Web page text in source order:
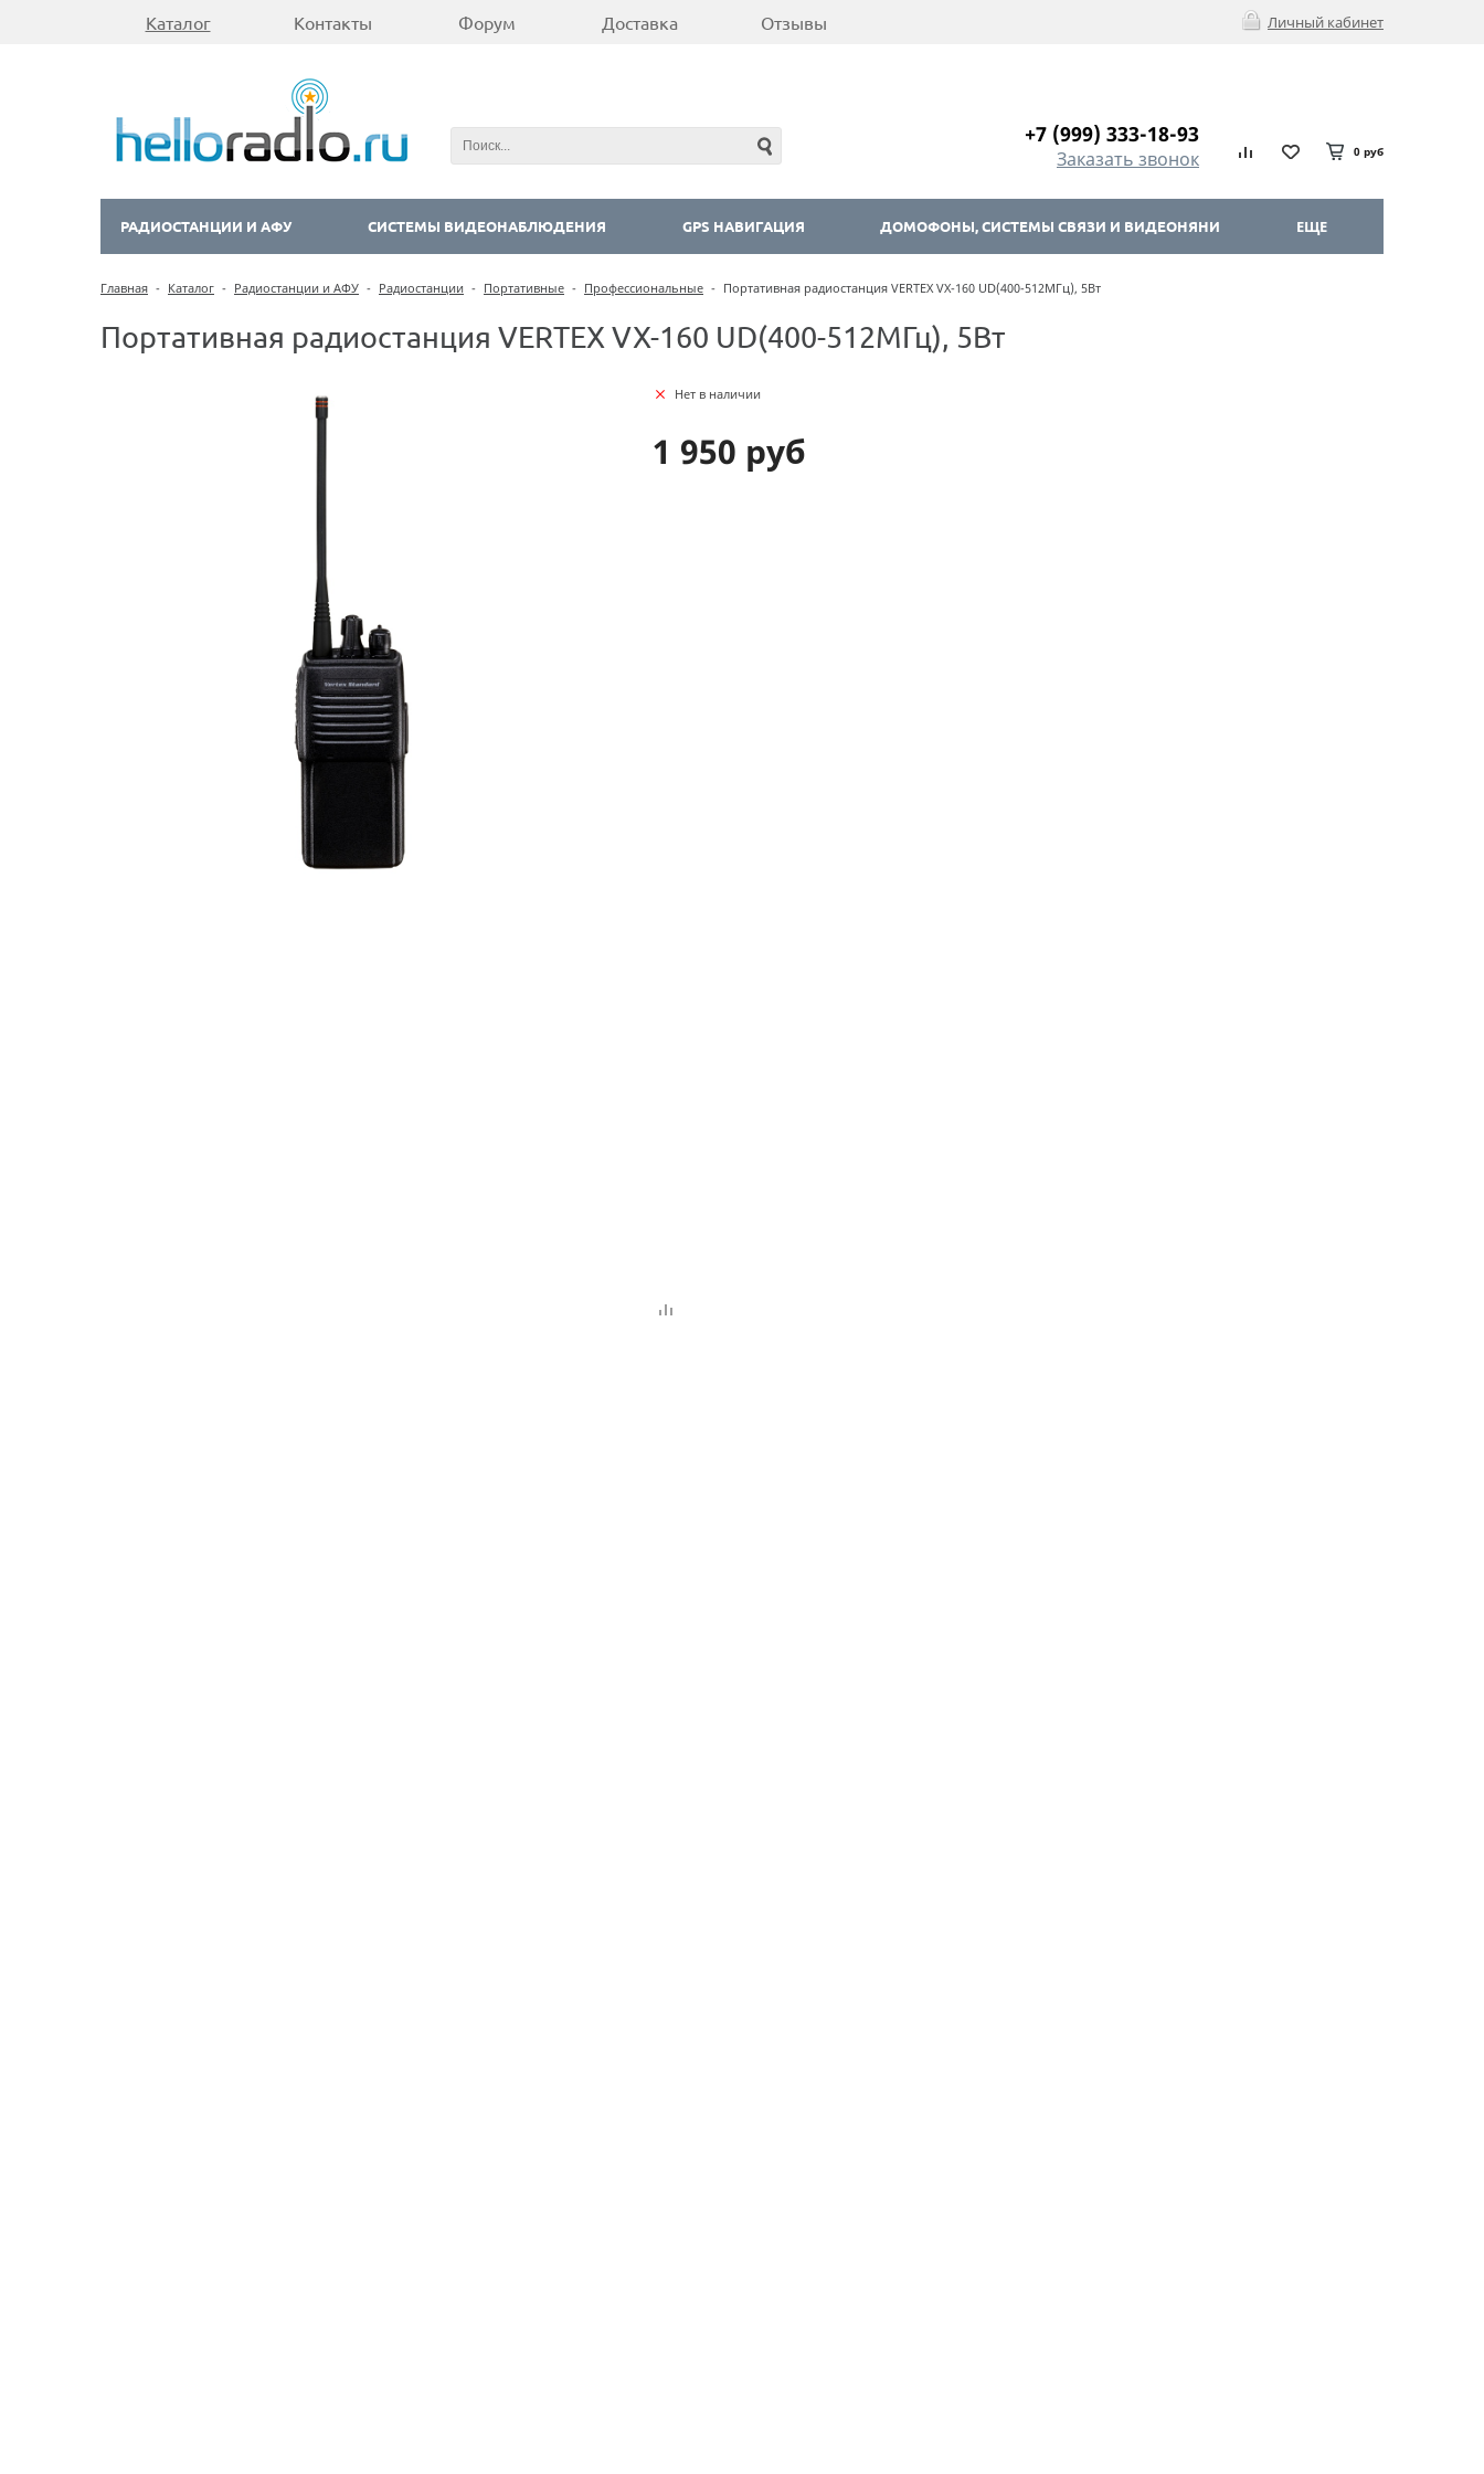
Личный кабинет
Каталог Контакты Форум Доставка Отзывы
+7 (999) 333-18-93
Заказать звонок 0 руб
РАДИОСТАНЦИИ И АФУ СИСТЕМЫ ВИДЕОНАБЛЮДЕНИЯ GPS НАВИГАЦИЯ ДОМОФОНЫ, СИСТЕМЫ СВЯЗИ И ВИДЕОНЯНИ ЕЩЕ
Главная - Каталог - Радиостанции и АФУ - Радиостанции - Портативные - Профессиональные - Портативная радиостанция VERTEX VX-160 UD(400-512МГц), 5Вт
Портативная радиостанция VERTEX VX-160 UD(400-512МГц), 5Вт
Нет в наличии
1 950 руб